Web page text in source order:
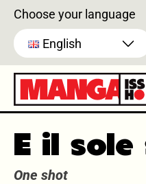
Choose your language
English
E il
One shot